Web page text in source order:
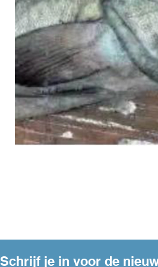
Schrijf je in voor de